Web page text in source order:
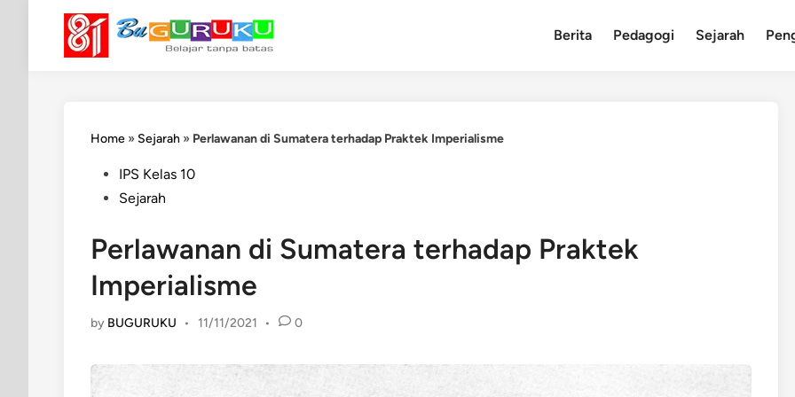
content
Berita Pedagogi Sejarah
Home » Sejarah » Perlawanan di Sumatera terhadap Praktek Imperialisme
PostedIPS Kelas 10
Sejarah
Perlawanan di Sumatera terhadap Praktek
Imperialisme
by BUGURUKU • 11/11/2021 • 0